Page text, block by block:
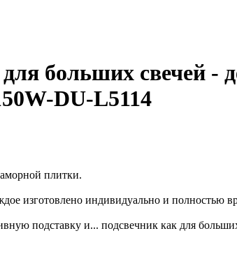
больших свечей
DU-L5114
плитки.
изготовлено индивидуально и полностью
подставку и... подсвечник как для